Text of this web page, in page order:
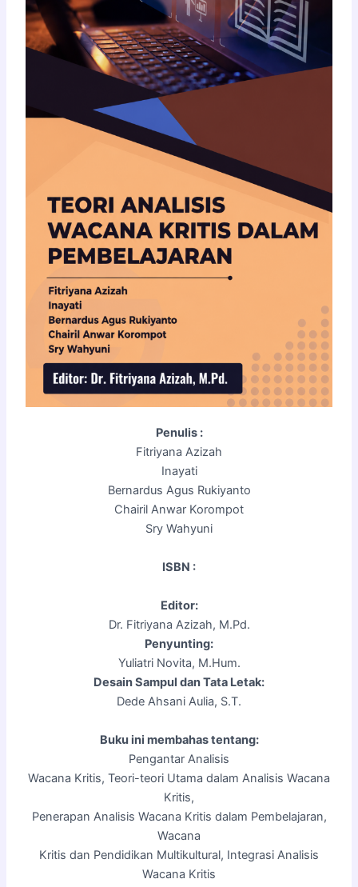
Penulis :
Fitriyana Azizah
Inayati
Bernardus Agus Rukiyanto
Chairil Anwar Korompot
Sry Wahyuni
ISBN :
Editor:
Dr. Fitriyana Azizah, M.Pd.
Penyunting:
Yuliatri Novita, M.Hum.
Desain Sampul dan Tata Letak:
Dede Ahsani Aulia, S.T.
Buku ini membahas tentang:
Pengantar Analisis
Wacana Kritis, Teori-teori Utama dalam Analisis Wacana
Kritis,
Penerapan Analisis Wacana Kritis dalam Pembelajaran,
Wacana
Kritis dan Pendidikan Multikultural, Integrasi Analisis
Wacana Kritis